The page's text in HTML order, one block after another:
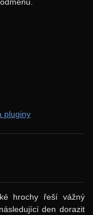
pluginy
hrochy řeší vážný
den dorazit